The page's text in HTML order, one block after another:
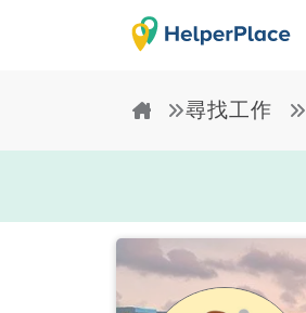
尋找工作